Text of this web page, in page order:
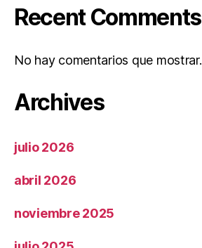
Recent Comments
No hay comentarios que mostrar.
Archives
julio 2026
abril 2026
noviembre 2025